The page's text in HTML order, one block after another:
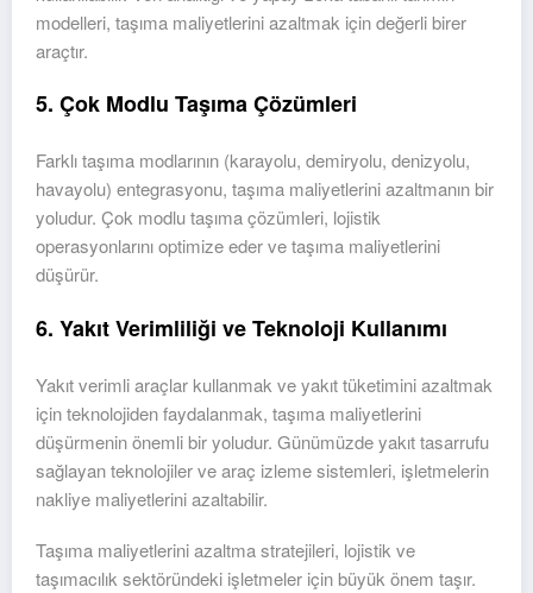
modelleri, taşıma maliyetlerini azaltmak için değerli birer
araçtır.
5. Çok Modlu Taşıma Çözümleri
Farklı taşıma modlarının (karayolu, demiryolu, denizyolu,
havayolu) entegrasyonu, taşıma maliyetlerini azaltmanın bir
yoludur. Çok modlu taşıma çözümleri, lojistik
operasyonlarını optimize eder ve taşıma maliyetlerini
düşürür.
6. Yakıt Verimliliği ve Teknoloji Kullanımı
Yakıt verimli araçlar kullanmak ve yakıt tüketimini azaltmak
için teknolojiden faydalanmak, taşıma maliyetlerini
düşürmenin önemli bir yoludur. Günümüzde yakıt tasarrufu
sağlayan teknolojiler ve araç izleme sistemleri, işletmelerin
nakliye maliyetlerini azaltabilir.
Taşıma maliyetlerini azaltma stratejileri, lojistik ve
taşımacılık sektöründeki işletmeler için büyük önem taşır.